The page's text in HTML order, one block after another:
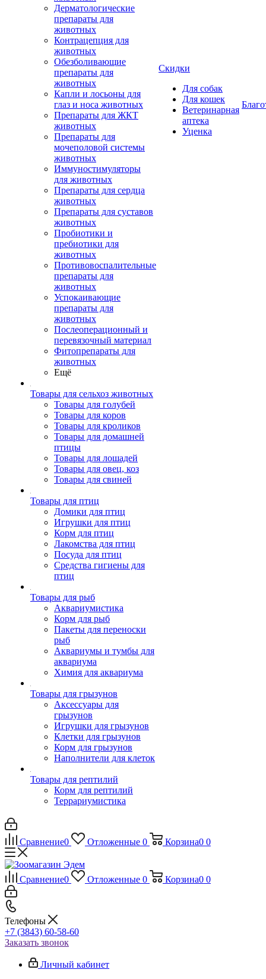
Дерматологические
препараты для
животных
Контрацепция для
животных
Обезболивающие
препараты для
животных
Капли и лосьоны для
глаз и носа животных
Препараты для ЖКТ
животных
Препараты для
мочеполовой системы
животных
Иммуностимуляторы
для животных
Препараты для сердца
животных
Препараты для суставов
животных
Пробиотики и
пребиотики для
животных
Противовоспалительные
препараты для
животных
Успокаивающие
препараты для
животных
Послеоперационный и
перевязочный материал
Фитопрепараты для
животных
Ещё
Товары для сельхоз животных
Товары для голубей
Товары для коров
Товары для кроликов
Товары для домашней
птицы
Товары для лошадей
Товары для овец, коз
Товары для свиней
Товары для птиц
Домики для птиц
Игрушки для птиц
Корм для птиц
Лакомства для птиц
Посуда для птиц
Средства гигиены для
птиц
Товары для рыб
Аквариумистика
Корм для рыб
Пакеты для переноски
рыб
Аквариумы и тумбы для
аквариума
Химия для аквариума
Товары для грызунов
Аксессуары для
грызунов
Игрушки для грызунов
Клетки для грызунов
Корм для грызунов
Наполнители для клеток
Товары для рептилий
Корм для рептилий
Террариумистика
Скидки
Для собак
Для кошек
Ветеринарная
аптека
Уценка
Сравнение0 Отложенные 0 Корзина0 0
Сравнение0 Отложенные 0 Корзина0 0
Телефоны
+7 (3843) 60-58-60
Заказать звонок
Личный кабинет